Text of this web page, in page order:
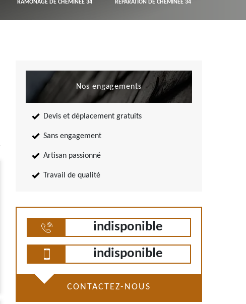
RAMONAGE DE CHEMINÉE 34 RÉPARATION DE CHEMINÉE 34
Nos engagements
Devis et déplacement gratuits
Sans engagement
Artisan passionné
Travail de qualité
indisponible
indisponible
CONTACTEZ-NOUS